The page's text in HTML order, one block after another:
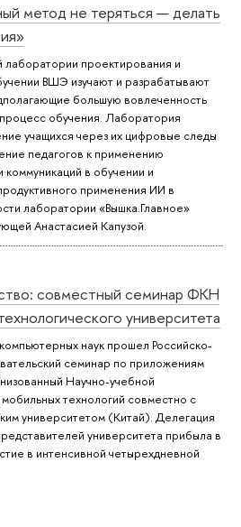
метод не теряться — делать
проектирования и
ВШЭ изучают и разрабатывают
большую вовлеченность
обучения. Лаборатория
учащихся через их цифровые следы
педагогов к применению
в обучении и
применения ИИ в
лаборатории «Вышка.Главное»
Анастасией Капузой.
совместный семинар ФКН
университета
наук прошел Российско-
семинар по приложениям
Научно-учебной
технологий совместно с
университетом (Китай). Делегация
университета прибыла в
в интенсивной четырехдневной